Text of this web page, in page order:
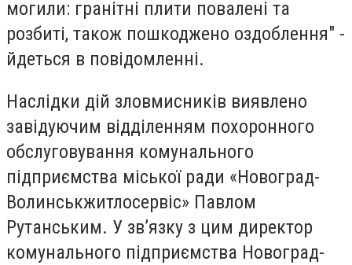
могили: гранітні плити повалені та
розбиті, також пошкоджено оздоблення" -
йдеться в повідомленні.
Наслідки дій зловмисників виявлено
завідуючим відділенням похоронного
обслуговування комунального
підприємства міської ради «Новоград-
Волинськжитлосервіс» Павлом
Рутанським. У зв’язку з цим директор
комунального підприємства Новоград-